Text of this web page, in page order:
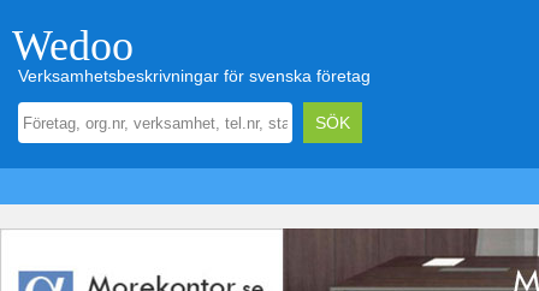
Wedoo
Verksamhetsbeskrivningar för svenska företag